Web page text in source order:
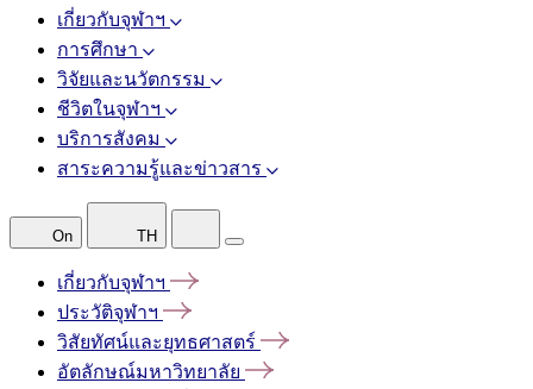
เกี่ยวกับจุฬาฯ
การศึกษา
วิจัยและนวัตกรรม
ชีวิตในจุฬาฯ
บริการสังคม
สาระความรู้และข่าวสาร
On TH
เกี่ยวกับจุฬาฯ
ประวัติจุฬาฯ
วิสัยทัศน์และยุทธศาสตร์
อัตลักษณ์มหาวิทยาลัย